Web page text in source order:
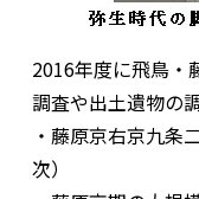
2016年度に飛鳥・
調査や出土遺物の
・藤原京右京九条
次）